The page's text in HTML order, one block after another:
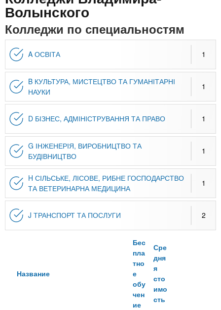
n
t
s
.
i
n
f
o
х
з
а
д
н
й
Онлайн курсы
Волынского
Колледжи по специальностям
A ОСВІТА 1
B КУЛЬТУРА, МИСТЕЦТВО ТА ГУМАНІТАРНІ
НАУКИ
1
D БІЗНЕС, АДМІНІСТРУВАННЯ ТА ПРАВО 1
G ІНЖЕНЕРІЯ, ВИРОБНИЦТВО ТА
БУДІВНИЦТВО
1
H СІЛЬСЬКЕ, ЛІСОВЕ, РИБНЕ ГОСПОДАРСТВО
ТА ВЕТЕРИНАРНА МЕДИЦИНА
1
J ТРАНСПОРТ ТА ПОСЛУГИ 2
Название
Бес
пла
тно
е
обу
чен
ие
Сре
дня
я
сто
имо
сть